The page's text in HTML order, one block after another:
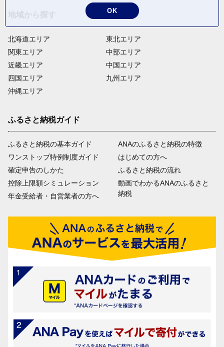
北海道エリア
関東エリア
近畿エリア
四国エリア
沖縄エリア
東北エリア
中部エリア
中国エリア
九州エリア
ふるさと納税ガイド
ふるさと納税の基本ガイド
ワンストップ特例制度ガイド
確定申告のしかた
控除上限額シミュレーション
年金受給者・自営業者の方へ
ANAのふるさと納税の特徴
はじめての方へ
ふるさと納税の流れ
動画でわかるANAのふるさと
納税
OK